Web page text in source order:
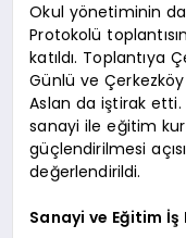
Okul yönetiminin
Protokolü
katıldı. Toplantıya
Günlü ve
Aslan da iştirak
sanayi ile eğitim
güçlendirilmesi
değerlendirildi.
Sanayi ve Eğitim